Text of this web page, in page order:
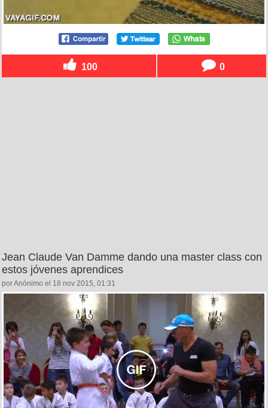
100 0
Jean Claude Van Damme dando una master class con
estos jóvenes aprendices
por Anónimo el 18 nov 2015, 01:31